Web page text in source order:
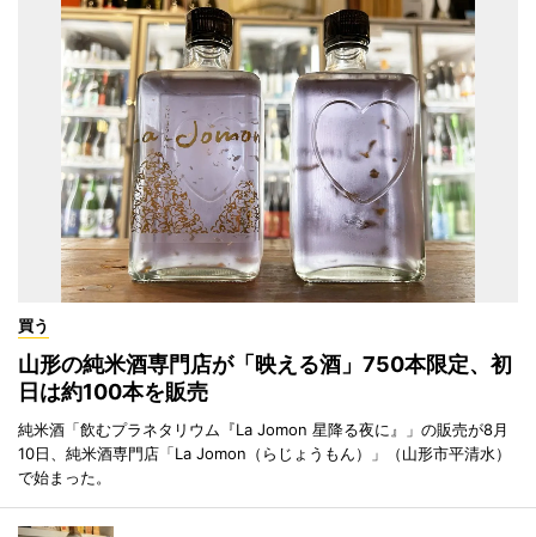
買う
山形の純米酒専門店が「映える酒」750本限定、初
日は約100本を販売
純米酒「飲むプラネタリウム『La Jomon 星降る夜に』」の販売が8月
10日、純米酒専門店「La Jomon（らじょうもん）」（山形市平清水）
で始まった。